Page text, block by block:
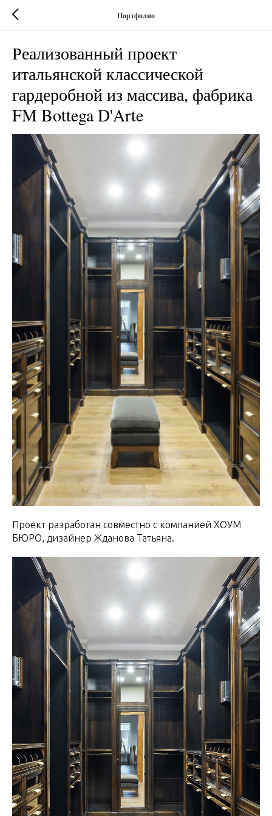
Портфолио
Реализованный проект
итальянской классической
гардеробной из массива, фабрика
FM Bottega D'Arte
Проект разработан совместно с компанией ХОУМ
БЮРО, дизайнер Жданова Татьяна.